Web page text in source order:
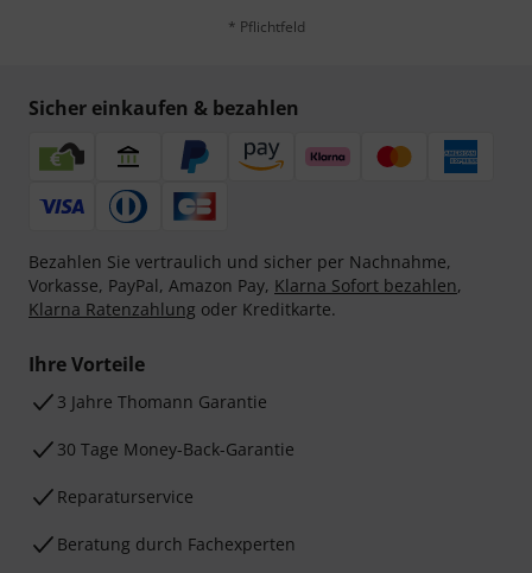
* Pflichtfeld
Sicher einkaufen & bezahlen
Bezahlen Sie vertraulich und sicher per Nachnahme,
Vorkasse, PayPal, Amazon Pay, Klarna Sofort bezahlen,
Klarna Ratenzahlung oder Kreditkarte.
Ihre Vorteile
3 Jahre Thomann Garantie
30 Tage Money-Back-Garantie
Reparaturservice
Beratung durch Fachexperten